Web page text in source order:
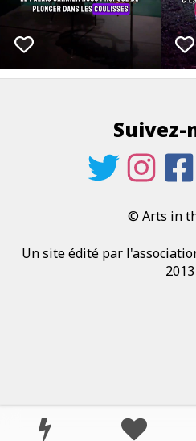
Suivez-
© Arts in
Un site édité par
2013